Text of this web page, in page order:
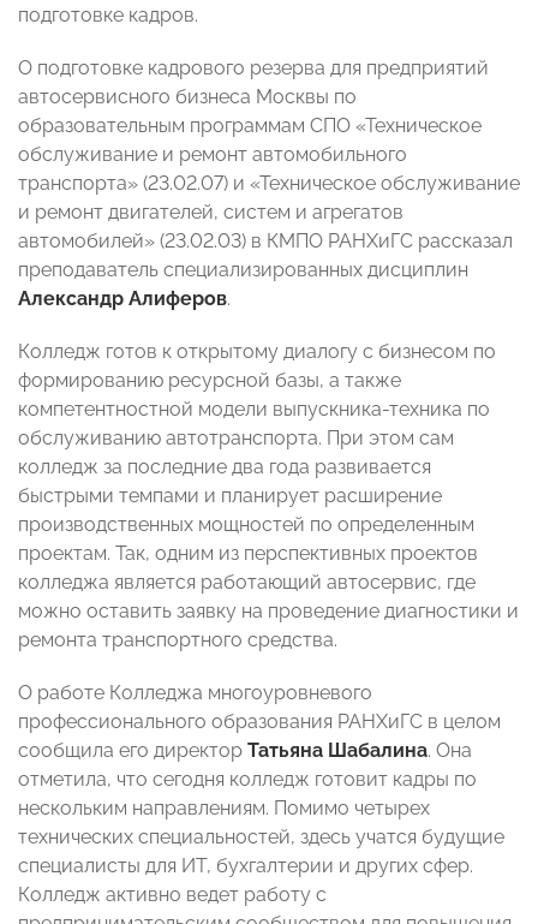
подготовке кадров.
О подготовке кадрового резерва для предприятий
автосервисного бизнеса Москвы по
образовательным программам СПО «Техническое
обслуживание и ремонт автомобильного
транспорта» (23.02.07) и «Техническое обслуживание
и ремонт двигателей, систем и агрегатов
автомобилей» (23.02.03) в КМПО РАНХиГС рассказал
преподаватель специализированных дисциплин
Александр Алиферов.
Колледж готов к открытому диалогу с бизнесом по
формированию ресурсной базы, а также
компетентностной модели выпускника-техника по
обслуживанию автотранспорта. При этом сам
колледж за последние два года развивается
быстрыми темпами и планирует расширение
производственных мощностей по определенным
проектам. Так, одним из перспективных проектов
колледжа является работающий автосервис, где
можно оставить заявку на проведение диагностики и
ремонта транспортного средства.
О работе Колледжа многоуровневого
профессионального образования РАНХиГС в целом
сообщила его директор Татьяна Шабалина. Она
отметила, что сегодня колледж готовит кадры по
нескольким направлениям. Помимо четырех
технических специальностей, здесь учатся будущие
специалисты для ИТ, бухгалтерии и других сфер.
Колледж активно ведет работу с